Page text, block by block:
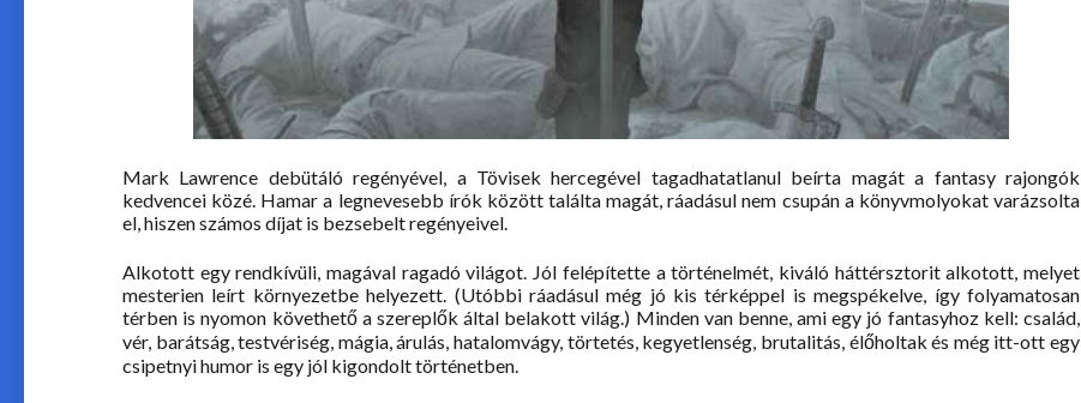
Mark Lawrence debütáló regényével, a Tövisek hercegével tagadhatatlanul beírta magát a fantasy rajongók
kedvencei közé. Hamar a legnevesebb írók között találta magát, ráadásul nem csupán a könyvmolyokat varázsolta
el, hiszen számos díjat is bezsebelt regényeivel.
Alkotott egy rendkívüli, magával ragadó világot. Jól felépítette a történelmét, kiváló háttérsztorit alkotott, melyet
mesterien leírt környezetbe helyezett. (Utóbbi ráadásul még jó kis térképpel is megspékelve, így folyamatosan
térben is nyomon követhető a szereplők által belakott világ.) Minden van benne, ami egy jó fantasyhoz kell: család,
vér, barátság, testvériség, mágia, árulás, hatalomvágy, törtetés, kegyetlenség, brutalitás, élőholtak és még itt-ott egy
csipetnyi humor is egy jól kigondolt történetben.